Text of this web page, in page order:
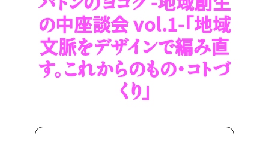
の中座談会 vol.1-「地域
文脈をデザインで編み直
す。これからのもの・コトづ
くり」